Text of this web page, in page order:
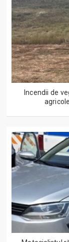
Incendii de